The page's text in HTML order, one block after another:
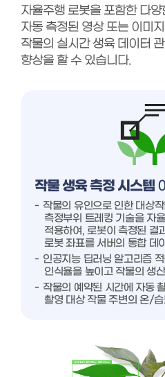
자율주행 로봇을 포함한 다
자동 측정된 영상 또는 이미
작물의 실시간 생육 데이터
향상을 할 수 있습니다.
작물 생육 측정 시스템
작물의 유인으로 인한 대상
측정부위 트레킹 기술을 자
적용하여, 로봇이 측정된 결
로봇 좌표를 서버의 통합 데
인공지능 딥러닝 알고리즘
인식율을 높이고 작물의 생
작물의 예약된 시간에 자동
촬영 대상 작물 주변의 온/